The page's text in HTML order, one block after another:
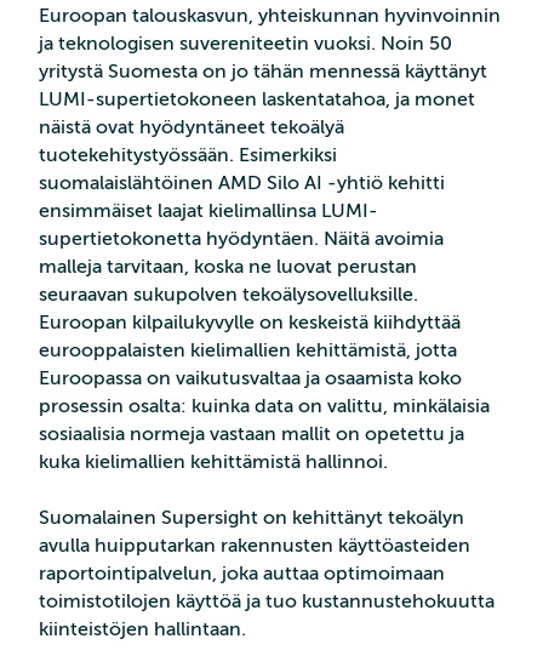
Euroopan talouskasvun, yhteiskunnan hyvinvoinnin
ja teknologisen suvereniteetin vuoksi. Noin 50
yritystä Suomesta on jo tähän mennessä käyttänyt
LUMI-supertietokoneen laskentatahoa, ja monet
näistä ovat hyödyntäneet tekoälyä
tuotekehitystyössään. Esimerkiksi
suomalaislähtöinen AMD Silo AI -yhtiö kehitti
ensimmäiset laajat kielimallinsa LUMI-
supertietokonetta hyödyntäen. Näitä avoimia
malleja tarvitaan, koska ne luovat perustan
seuraavan sukupolven tekoälysovelluksille.
Euroopan kilpailukyvylle on keskeistä kiihdyttää
eurooppalaisten kielimallien kehittämistä, jotta
Euroopassa on vaikutusvaltaa ja osaamista koko
prosessin osalta: kuinka data on valittu, minkälaisia
sosiaalisia normeja vastaan mallit on opetettu ja
kuka kielimallien kehittämistä hallinnoi.
Suomalainen Supersight on kehittänyt tekoälyn
avulla huipputarkan rakennusten käyttöasteiden
raportointipalvelun, joka auttaa optimoimaan
toimistotilojen käyttöä ja tuo kustannustehokuutta
kiinteistöjen hallintaan.